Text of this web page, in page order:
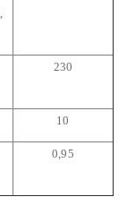
230
10
0,95